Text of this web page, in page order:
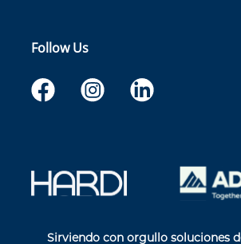
Follow Us
Sirviendo con orgullo soluciones